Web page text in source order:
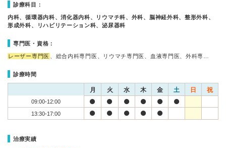
診療科目：
内科、循環器内科、消化器内科、リウマチ科、外科、脳神経外科、整形外科、
形成外科、リハビリテーション科、泌尿器科
専門医・資格：
レーザー専門医 、総合内科専門医、リウマチ専門医、血液専門医、外科専…
診療時間
月 火 水 木 金 土 日 祝
09:00-12:00
13:30-17:00
治療実績